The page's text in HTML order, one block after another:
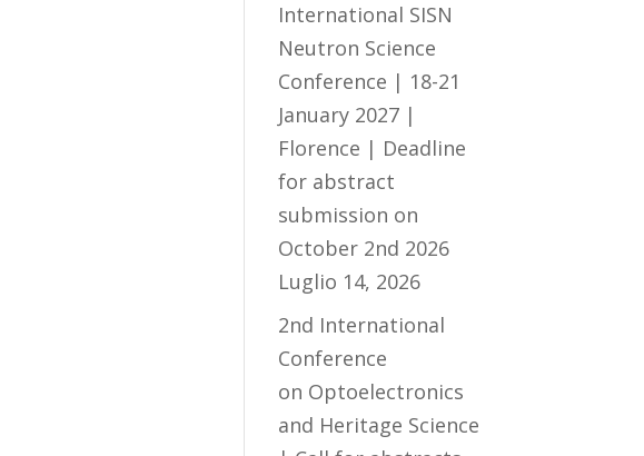
International SISN
Neutron Science
Conference | 18-21
January 2027 |
Florence | Deadline
for abstract
submission on
October 2nd 2026
Luglio 14, 2026
2nd International
Conference
on Optoelectronics
and Heritage Science